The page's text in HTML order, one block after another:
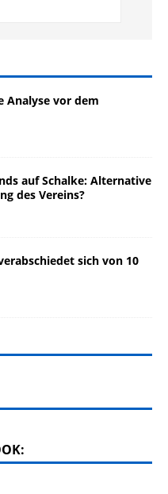
Analyse vor dem
auf Schalke: Alternative
des Vereins?
sich von 10